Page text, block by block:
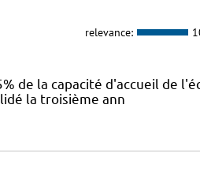
relevance:
de la capacité d'accueil de
la troisième ann